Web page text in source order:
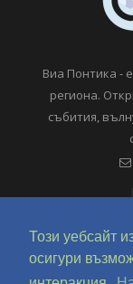
Този уебсайт
осигури
Виа Понтика -
региона.
събития,